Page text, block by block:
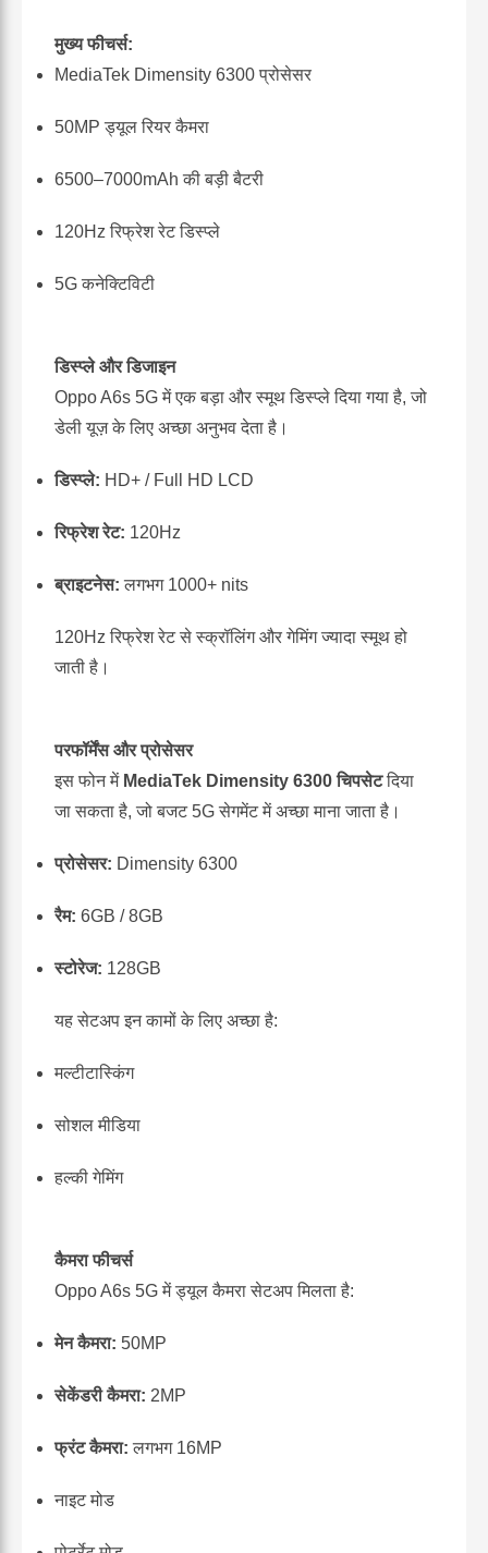
मुख्य फीचर्स:
MediaTek Dimensity 6300 प्रोसेसर
50MP ड्यूल रियर कैमरा
6500–7000mAh की बड़ी बैटरी
120Hz रिफ्रेश रेट डिस्प्ले
5G कनेक्टिविटी
डिस्प्ले और डिजाइन
Oppo A6s 5G में एक बड़ा और स्मूथ डिस्प्ले दिया गया है, जो
डेली यूज़ के लिए अच्छा अनुभव देता है।
डिस्प्ले: HD+ / Full HD LCD
रिफ्रेश रेट: 120Hz
ब्राइटनेस: लगभग 1000+ nits
120Hz रिफ्रेश रेट से स्क्रॉलिंग और गेमिंग ज्यादा स्मूथ हो
जाती है।
परफॉर्मेंस और प्रोसेसर
इस फोन में MediaTek Dimensity 6300 चिपसेटदिया
जा सकता है, जो बजट 5G सेगमेंट में अच्छा माना जाता है।
प्रोसेसर: Dimensity 6300
रैम: 6GB / 8GB
स्टोरेज: 128GB
यह सेटअप इन कामों के लिए अच्छा है:
मल्टीटास्किंग
सोशल मीडिया
हल्की गेमिंग
कैमरा फीचर्स
Oppo A6s 5G में ड्यूल कैमरा सेटअप मिलता है:
मेन कैमरा: 50MP
सेकेंडरी कैमरा: 2MP
फ्रंट कैमरा: लगभग 16MP
नाइट मोड